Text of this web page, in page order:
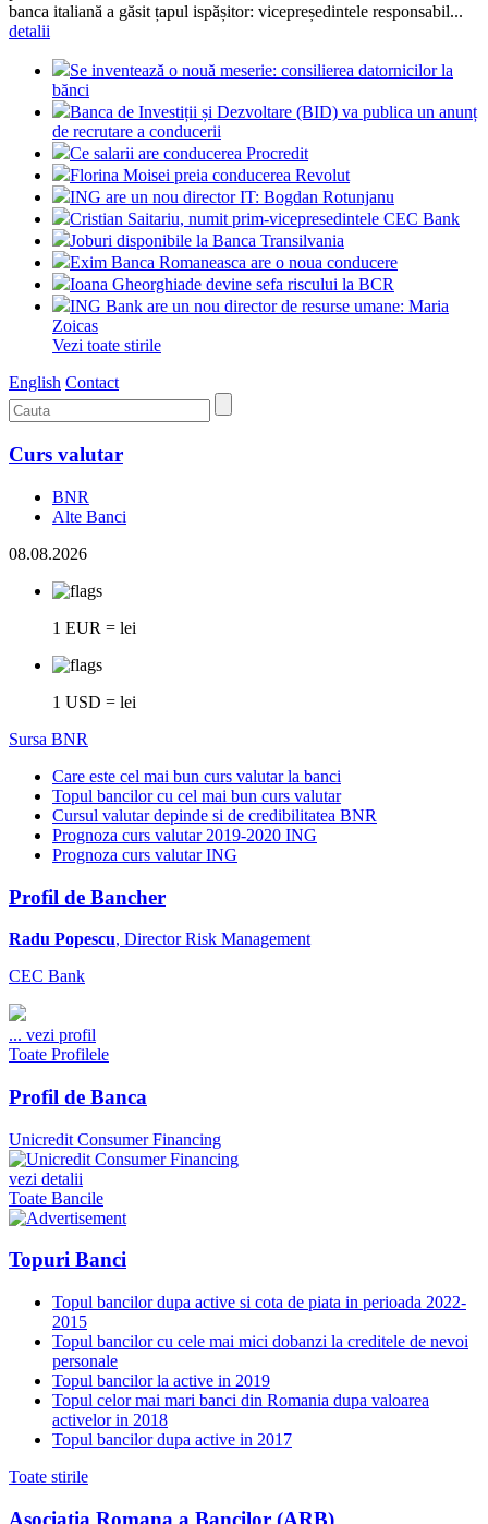
banca italiană a găsit țapul ispășitor: vicepreședintele responsabil...
detalii
Se inventează o nouă meserie: consilierea datornicilor la
bănci
Banca de Investiții și Dezvoltare (BID) va publica un anunț
de recrutare a conducerii
Ce salarii are conducerea Procredit
Florina Moisei preia conducerea Revolut
ING are un nou director IT: Bogdan Rotunjanu
Cristian Saitariu, numit prim-vicepresedintele CEC Bank
Joburi disponibile la Banca Transilvania
Exim Banca Romaneasca are o noua conducere
Ioana Gheorghiade devine sefa riscului la BCR
ING Bank are un nou director de resurse umane: Maria
Zoicas
Vezi toate stirile
English Contact
Curs valutar
BNR
Alte Banci
08.08.2026
1 EUR = lei
1 USD = lei
Sursa BNR
Care este cel mai bun curs valutar la banci
Topul bancilor cu cel mai bun curs valutar
Cursul valutar depinde si de credibilitatea BNR
Prognoza curs valutar 2019-2020 ING
Prognoza curs valutar ING
Profil de Bancher
Radu Popescu, Director Risk Management
CEC Bank
... vezi profil
Toate Profilele
Profil de Banca
Unicredit Consumer Financing
vezi detalii
Toate Bancile
Topuri Banci
Topul bancilor dupa active si cota de piata in perioada 2022-
2015
Topul bancilor cu cele mai mici dobanzi la creditele de nevoi
personale
Topul bancilor la active in 2019
Topul celor mai mari banci din Romania dupa valoarea
activelor in 2018
Topul bancilor dupa active in 2017
Toate stirile
Asociatia Romana a Bancilor (ARB)